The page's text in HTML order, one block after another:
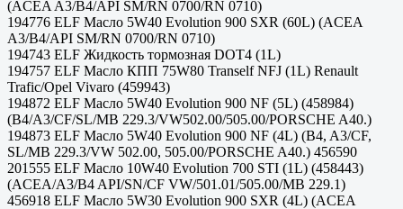
(ACEA A3/B4/API SM/RN 0700/RN 0710)
194776 ELF Масло 5W40 Evolution 900 SXR (60L) (ACEA
A3/B4/API SM/RN 0700/RN 0710)
194743 ELF Жидкость тормозная DOT4 (1L)
194757 ELF Масло КПП 75W80 Tranself NFJ (1L) Renault
Trafic/Opel Vivaro (459943)
194872 ELF Масло 5W40 Evolution 900 NF (5L) (458984)
(B4/A3/CF/SL/MB 229.3/VW502.00/505.00/PORSCHE A40.)
194873 ELF Масло 5W40 Evolution 900 NF (4L) (B4, A3/CF,
SL/MB 229.3/VW 502.00, 505.00/PORSCHE A40.) 456590
201555 ELF Масло 10W40 Evolution 700 STI (1L) (458443)
(ACEA/A3/B4 API/SN/CF VW/501.01/505.00/MB 229.1)
456918 ELF Масло 5W30 Evolution 900 SXR (4L) (ACEA